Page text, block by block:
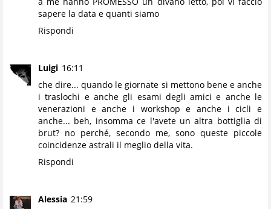
sapere la data e quanti siamo
Rispondi
Luigi 16:11
che dire... quando le giornate si mettono bene e anche
i traslochi e anche gli esami degli amici e anche le
venerazioni e anche i workshop e anche i cicli e
anche... beh, insomma ce l'avete un altra bottiglia di
brut? no perché, secondo me, sono queste piccole
coincidenze astrali il meglio della vita.
Rispondi
Alessia 21:59